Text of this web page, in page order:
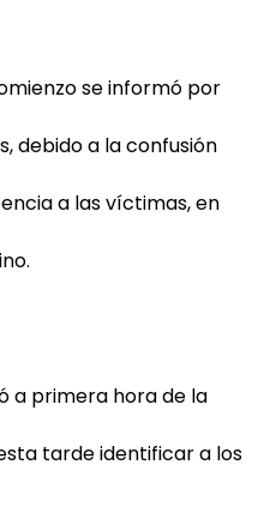
se informó por
debido a la confusión
a las víctimas, en
a primera hora de la
tarde identificar a los